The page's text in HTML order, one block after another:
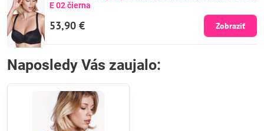
E 02 čierna
53,90 € Zobraziť
Naposledy Vás zaujalo: